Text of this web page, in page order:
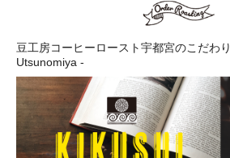
豆工房コーヒーロースト宇都宮のこだわ
Utsunomiya -